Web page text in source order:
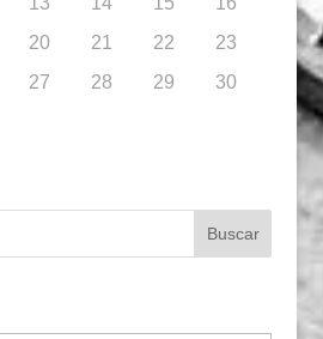
20 21 22
23
27 28 29
30